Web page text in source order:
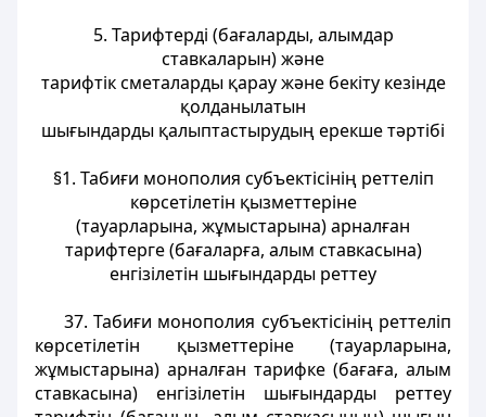
5. Тарифтердi (бағаларды, алымдар
ставкаларын) және
тарифтiк сметаларды қарау және бекіту кезiнде
қолданылатын
шығындарды қалыптастырудың ерекше тәртiбі
§1. Табиғи монополия субъектiсiнiң реттелiп
көрсетiлетiн қызметтеріне
(тауарларына, жұмыстарына) арналған
тарифтерге (бағаларға, алым ставкасына)
енгізілетiн шығындарды реттеу
37. Табиғи монополия субъектiсiнiң реттеліп
көрсетілетін қызметтерiне (тауарларына,
жұмыстарына) арналған тарифке (бағаға, алым
ставкасына) енгiзілетін шығындарды реттеу